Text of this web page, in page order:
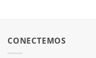
CONECTEMOS